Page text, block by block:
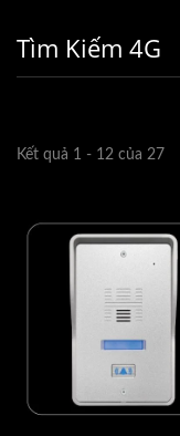
Tìm Kiếm 4G
Kết quả 1 - 12 của 27